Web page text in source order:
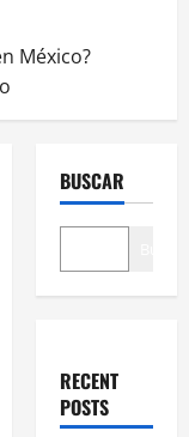
México?
BUSCAR
RECENT
POSTS